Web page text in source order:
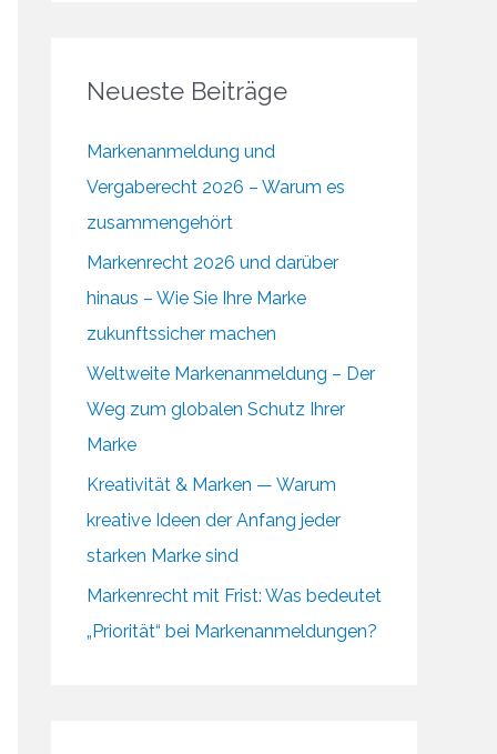
Neueste Beiträge
Markenanmeldung und
Vergaberecht 2026 – Warum es
zusammengehört
Markenrecht 2026 und darüber
hinaus – Wie Sie Ihre Marke
zukunftssicher machen
Weltweite Markenanmeldung – Der
Weg zum globalen Schutz Ihrer
Marke
Kreativität & Marken — Warum
kreative Ideen der Anfang jeder
starken Marke sind
Markenrecht mit Frist: Was bedeutet
„Priorität“ bei Markenanmeldungen?